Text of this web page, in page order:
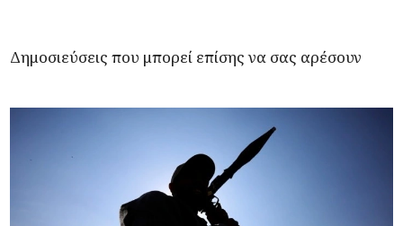
Δημοσιεύσεις που μπορεί επίσης να σας αρέσουν